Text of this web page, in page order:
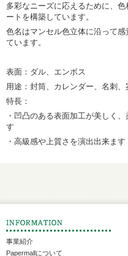
多彩なニーズに応えるために、
ートを構築しています。
色名はマンセル色立体に沿って
ています。
表面：ダル、エンボス
用途：封筒、カレンダー、名刺
特長：
・凹凸のある表面加工が美しく
す
・高級感や上質さを演出出来ます
事業紹介
Papermallについて